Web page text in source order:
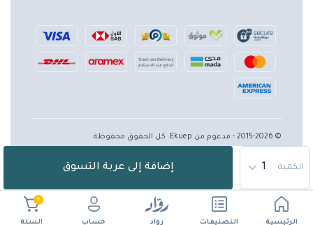
الرئيسية التصنيفات رواد حساب
0
السلة
الكمية إضافة إلى عربة التسوق
© 2015-2026 - مدعوم من Ekuep. كل الحقوق محفوظة